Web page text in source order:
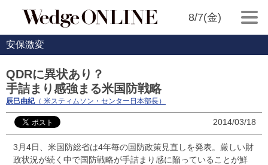
8/7(金)
安保激変
QDRに異状あり？
手詰まり感強まる米国防戦略
辰巳由紀（ 米スティムソン・センター日本部長）
2014/03/18
3月4日、米国防総省は4年毎の国防政策見直しを発表。厳しい財
政状況が続く中で国防戦略が手詰まり感に陥っていることが鮮